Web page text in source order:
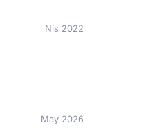
Nis 2022
May 2026